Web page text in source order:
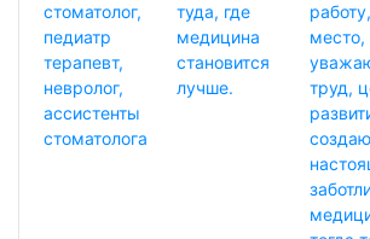
стоматолог,
педиатр
терапевт,
невролог,
ассистенты
стоматолога
туда, где
медицина
становится
лучше.
место,
труд,